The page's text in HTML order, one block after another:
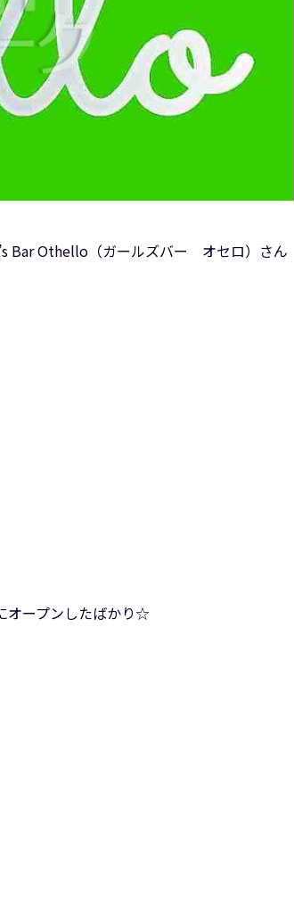
Bar Othello（ガールズバー オセロ）さん
オープンしたばかり☆